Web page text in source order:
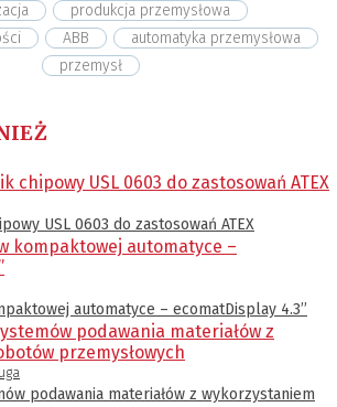
produkcja przemysłowa
ABB
automatyka przemysłowa
przemysł
USL 0603 do zastosowań ATEX
automatyce – ecomatDisplay 4.3’’
podawania materiałów z wykorzystaniem